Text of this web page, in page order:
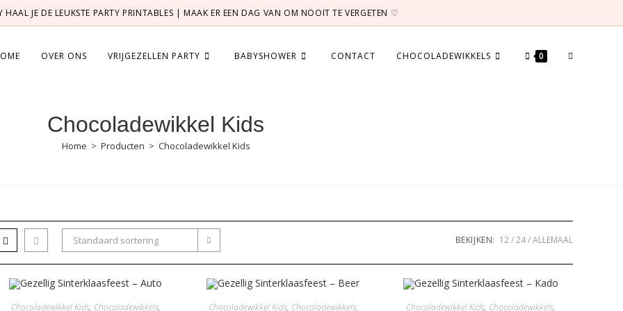
JE DE LEUKSTE PARTY PRINTABLES | MAAK ER EEN DAG VAN OM NOOIT TE VERGETEN ♡
OVER ONS VRIJGEZELLEN PARTY BABYSHOWER CONTACT CHOCOLADEWIKKELS 0 TOGGLE
Chocoladewikkel Kids
Home > Producten > Chocoladewikkel Kids
Standaard sortering BEKIJKEN: 12 24 ALLEMAAL
Chocoladewikkel Kids, Chocoladewikkels, Chocoladewikkel Kids, Chocoladewikkels, Chocoladewikkel Kids, Chocoladewikkels,